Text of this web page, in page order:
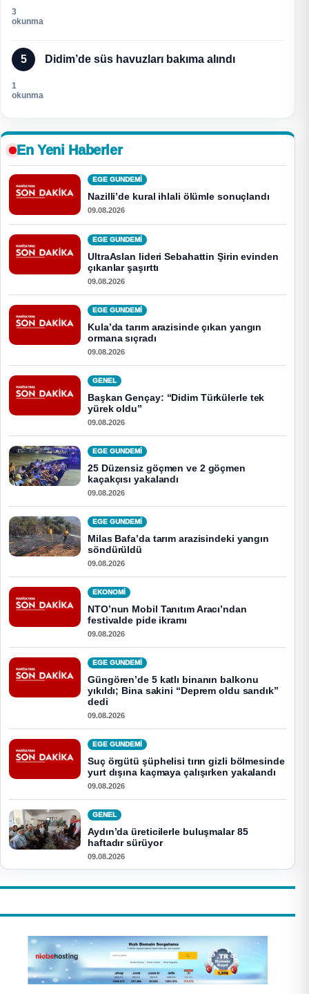
3
okunma
5 Didim’de süs havuzları bakıma alındı
1
okunma
En Yeni Haberler
EGE GUNDEMİ
Nazilli’de kural ihlali ölümle sonuçlandı
09.08.2026
EGE GUNDEMİ
UltraAslan lideri Sebahattin Şirin evinden
çıkanlar şaşırttı
09.08.2026
EGE GUNDEMİ
Kula’da tarım arazisinde çıkan yangın
ormana sıçradı
09.08.2026
GENEL
Başkan Gençay: “Didim Türkülerle tek
yürek oldu”
09.08.2026
EGE GUNDEMİ
25 Düzensiz göçmen ve 2 göçmen
kaçakçısı yakalandı
09.08.2026
EGE GUNDEMİ
Milas Bafa’da tarım arazisindeki yangın
söndürüldü
09.08.2026
EKONOMI
NTO’nun Mobil Tanıtım Aracı’ndan
festivalde pide ikramı
09.08.2026
EGE GUNDEMİ
Güngören’de 5 katlı binanın balkonu
yıkıldı; Bina sakini “Deprem oldu sandık”
dedi
09.08.2026
EGE GUNDEMİ
Suç örgütü şüphelisi tırın gizli bölmesinde
yurt dışına kaçmaya çalışırken yakalandı
09.08.2026
GENEL
Aydın’da üreticilerle buluşmalar 85
haftadır sürüyor
09.08.2026